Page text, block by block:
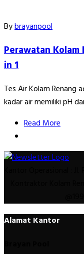
Bybrayanpool
Perawatan Kolam
in 1
Tes Air Kolam Renang
kadar air memiliki pH
Read More
Alamat Kantor